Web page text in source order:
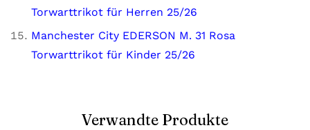
Torwarttrikot für Herren 25/26
Manchester City EDERSON M. 31 Rosa
Torwarttrikot für Kinder 25/26
Verwandte Produkte